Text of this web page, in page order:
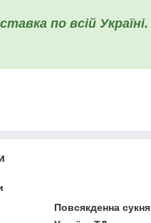
по всій Україні.
Повсякденна сукня